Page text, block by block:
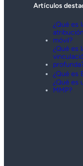
Artículos
¿Qué es
atribución
móvil?
¿Qué es
¿Qué es
¿Qué es
MMP?